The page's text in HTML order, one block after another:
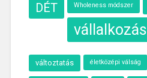
DÉT Wholeness módszer
vállalkozás
változtatás életközépi válság